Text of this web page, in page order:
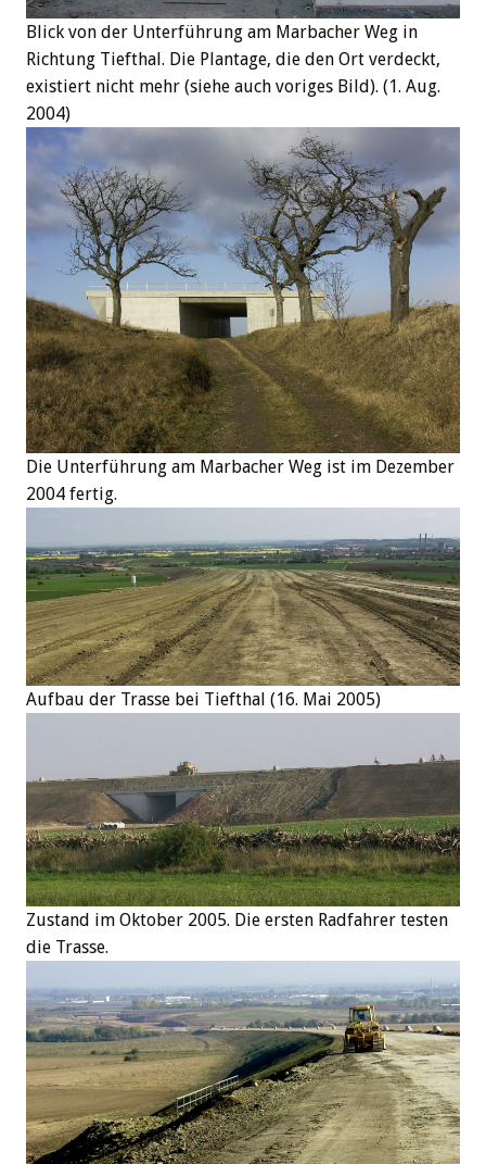
Blick von der Unterführung am Marbacher Weg in
Richtung Tiefthal. Die Plantage, die den Ort verdeckt,
existiert nicht mehr (siehe auch voriges Bild). (1. Aug.
2004)
Die Unterführung am Marbacher Weg ist im Dezember
2004 fertig.
Aufbau der Trasse bei Tiefthal (16. Mai 2005)
Zustand im Oktober 2005. Die ersten Radfahrer testen
die Trasse.